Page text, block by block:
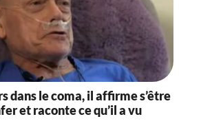
dans le coma, il affirme s’être
et raconte ce qu’il a vu